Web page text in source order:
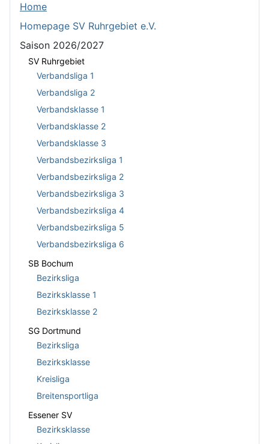
Home
Homepage SV Ruhrgebiet e.V.
Saison 2026/2027
SV Ruhrgebiet
Verbandsliga 1
Verbandsliga 2
Verbandsklasse 1
Verbandsklasse 2
Verbandsklasse 3
Verbandsbezirksliga 1
Verbandsbezirksliga 2
Verbandsbezirksliga 3
Verbandsbezirksliga 4
Verbandsbezirksliga 5
Verbandsbezirksliga 6
SB Bochum
Bezirksliga
Bezirksklasse 1
Bezirksklasse 2
SG Dortmund
Bezirksliga
Bezirksklasse
Kreisliga
Breitensportliga
Essener SV
Bezirksklasse